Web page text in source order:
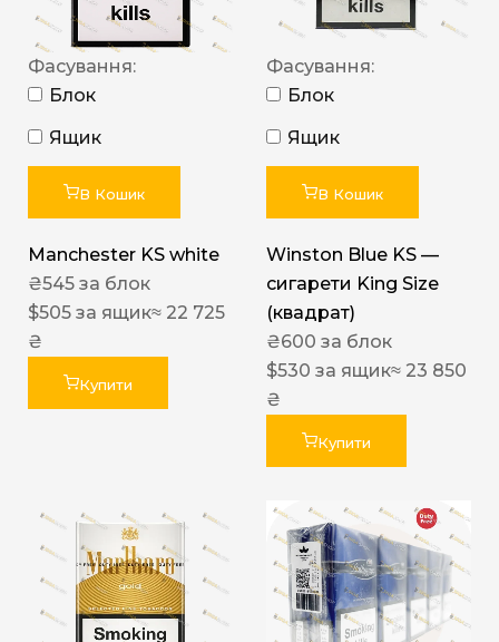
Фасування:
Блок
Ящик
В Кошик
Manchester KS white
₴545 за блок
$505 за ящик≈ 22 725
₴
Купити
Фасування:
Блок
Ящик
В Кошик
Winston Blue KS —
сигарети King Size
(квадрат)
₴600 за блок
$530 за ящик≈ 23 850
₴
Купити